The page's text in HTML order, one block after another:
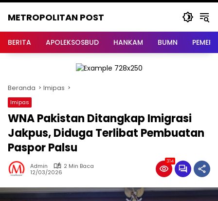
METROPOLITAN POST
BERITA APOLEKSOSBUD HANKAM BUMN
Beranda Imipas
Imipas
WNA Pakistan Ditangkap Imigrasi
Jakpus, Diduga Terlibat Pembuatan
Paspor Palsu
Admin
2 Min Baca
12/03/2026
314